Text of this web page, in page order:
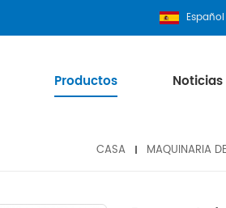
Español
Productos Noticias
CASA MAQUINARIA